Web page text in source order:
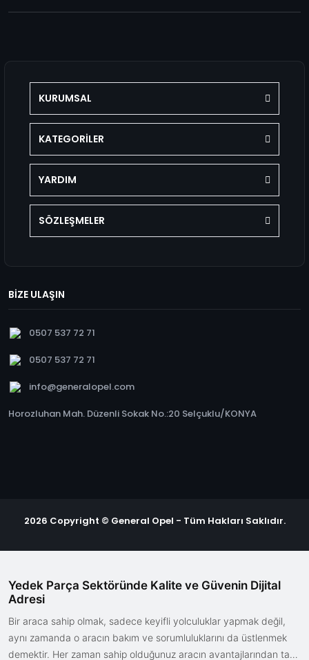
KURUMSAL
KATEGORİLER
YARDIM
SÖZLEŞMELER
BİZE ULAŞIN
0507 537 72 71
0507 537 72 71
info@generalopel.com
Horozluhan Mah. Düzenli Sokak No.:20 Selçuklu/KONYA
2026 Copyright © General Opel - Tüm Hakları Saklıdır.
Yedek Parça Sektöründe Kalite ve Güvenin Dijital
Adresi
Bir araca sahip olmak, sadece keyifli yolculuklar yapmak değil,
aynı zamanda o aracın bakım ve sorumluluklarını da üstlenmek
demektir. Her zaman sahip olduğunuz aracın avantajlarından tam